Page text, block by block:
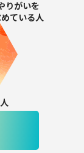
りがいを
ている人